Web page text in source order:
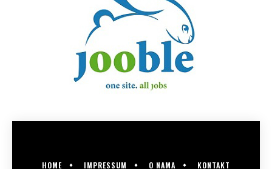
HOME IMPRESSUM O NAMA KONTAKT